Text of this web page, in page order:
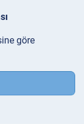
göre